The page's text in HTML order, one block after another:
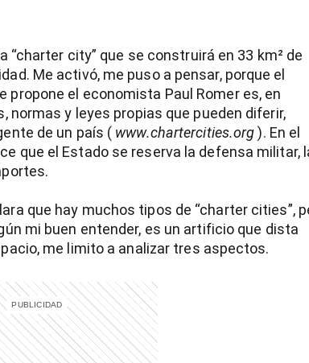
“charter city” que se construirá en 33 km² de
Me activó, me puso a pensar, porque el
propone el economista Paul Romer es, en
normas y leyes propias que pueden diferir,
de un país ( www.chartercities.org). En el
que el Estado se reserva la defensa militar,
que hay muchos tipos de “charter cities”,
mi buen entender, es un artificio que dista
me limito a analizar tres aspectos.